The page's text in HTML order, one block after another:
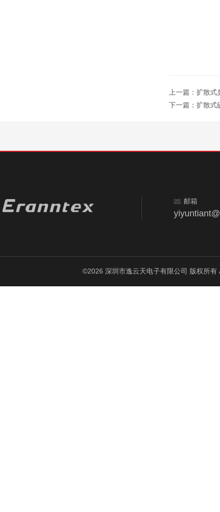
上一篇： 扩散式
下一篇： 扩散式
邮箱
©2026 深圳市逸云天电子有限公司 版权所有